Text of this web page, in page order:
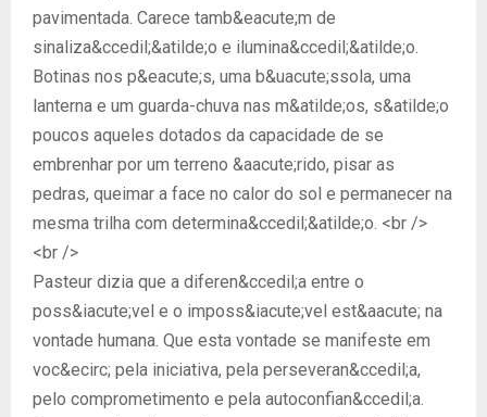
pavimentada. Carece tamb&eacute;m de
sinaliza&ccedil;&atilde;o e ilumina&ccedil;&atilde;o.
Botinas nos p&eacute;s, uma b&uacute;ssola, uma
lanterna e um guarda-chuva nas m&atilde;os, s&atilde;o
poucos aqueles dotados da capacidade de se
embrenhar por um terreno &aacute;rido, pisar as
pedras, queimar a face no calor do sol e permanecer na
mesma trilha com determina&ccedil;&atilde;o. <br />
<br />
Pasteur dizia que a diferen&ccedil;a entre o
poss&iacute;vel e o imposs&iacute;vel est&aacute; na
vontade humana. Que esta vontade se manifeste em
voc&ecirc; pela iniciativa, pela perseveran&ccedil;a,
pelo comprometimento e pela autoconfian&ccedil;a.